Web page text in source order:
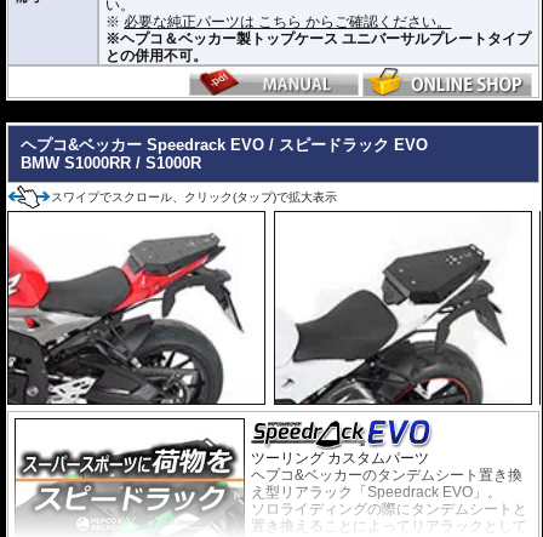
い。
※ 必要な純正パーツは こちら からご確認ください。
※ヘプコ＆ベッカー製トップケース ユニバーサルプレートタイプ
との併用不可。
ヘプコ&ベッカー Speedrack EVO / スピードラック EVO
BMW S1000RR / S1000R
スワイプでスクロール、クリック(タップ)で拡大表示
ツーリング カスタムパーツ
ヘプコ&ベッカーのタンデムシート置き換
え型リアラック「Speedrack EVO」。
ソロライディングの際にタンデムシートと
置き換えることによってリアラックとして